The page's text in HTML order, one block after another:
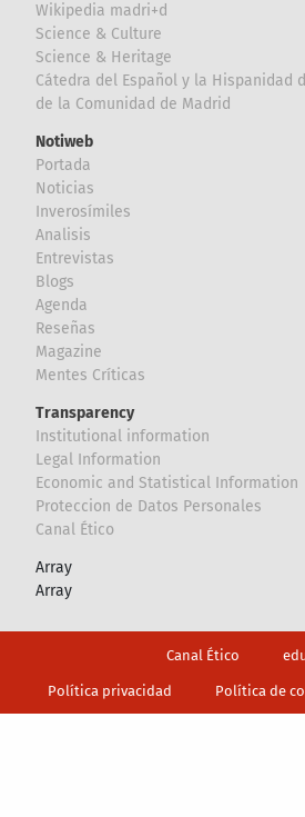
Wikipedia madri+d
Science & Culture
Science & Heritage
Cátedra del Español y la Hispanidad
de la Comunidad de Madrid
Notiweb
Portada
Noticias
Inverosímiles
Analisis
Entrevistas
Blogs
Agenda
Reseñas
Magazine
Mentes Críticas
Transparency
Institutional information
Legal Information
Economic and Statistical Information
Proteccion de Datos Personales
Canal Ético
Array
Array
Canal Ético
Política privacidad Política de